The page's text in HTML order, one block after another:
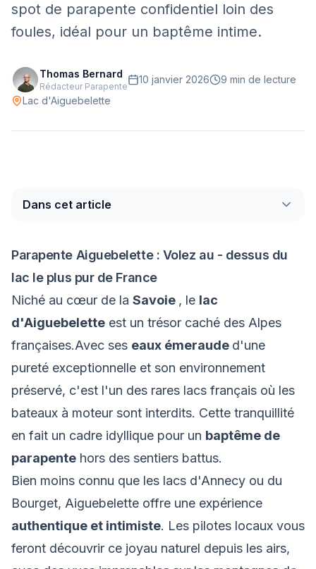
Alpinisme
Initiation
Alpinisme
Outils
Quiz Parapente
À propos
Contact
spot de parapente confidentiel loin des
foules, idéal pour un baptême intime.
Thomas Bernard
Rédacteur Parapente
10 janvier 2026 9 min de lecture
Lac d'Aiguebelette
Dans cet article
Parapente Aiguebelette : Volez au - dessus du
lac le plus pur de France
Niché au cœur de la Savoie , le lac
d'Aiguebelette est un trésor caché des Alpes
françaises.Avec ses eaux émeraude d'une
pureté exceptionnelle et son environnement
préservé, c'est l'un des rares lacs français où les
bateaux à moteur sont interdits. Cette tranquillité
en fait un cadre idyllique pour un baptême de
parapente hors des sentiers battus.
Bien moins connu que les lacs d'Annecy ou du
Bourget, Aiguebelette offre une expérience
authentique et intimiste. Les pilotes locaux vous
feront découvrir ce joyau naturel depuis les airs,